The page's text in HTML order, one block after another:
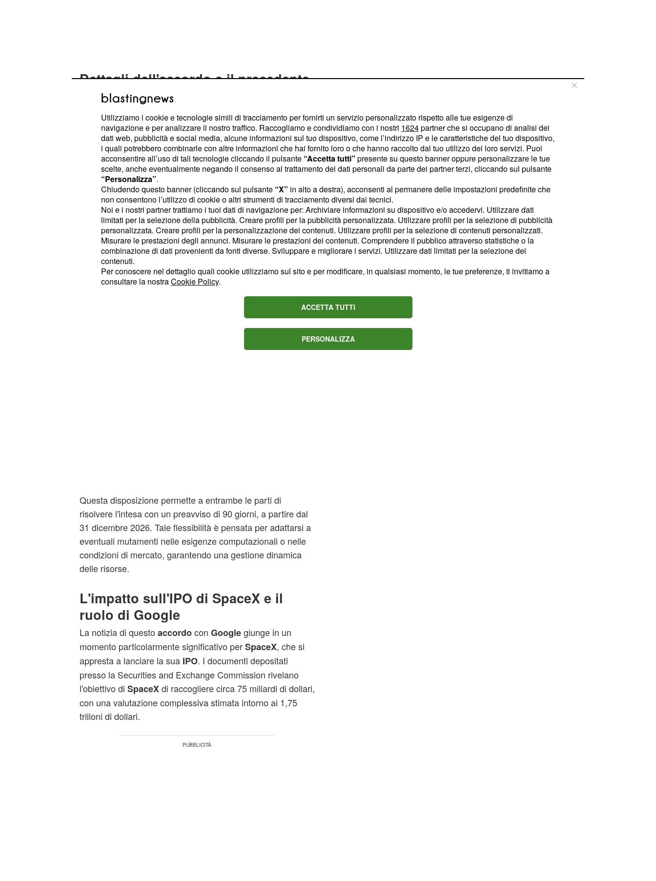
Dettagli dell'accordo e il precedente
con Anthropic
Questa intesa strategica si inserisce in un contesto di
crescenti collaborazioni nel settore dellerisorse di calcolo,
seguendo un'operazione analoga cheSpaceXaveva già
concluso conAnthropic. Quest'ultima, un'altra azienda di
spicco nell'intelligenza artificiale, si è impegnata a
corrispondere aSpaceX
al 2029. Tale accordo con Anthropic riguarda il noleggio
delle capacità computazionali di uno deidata center
Colossusdi SpaceX, strutture originariamente edificate per
supportare le iniziative diintelligenza artificialeinterne
all'azienda.
Entrambi gli accordi, sia quello conGooglesia quello con
Questa disposizione permette a entrambe le parti di
risolvere l'intesa con un preavviso di 90 giorni, a partire dal
31 dicembre 2026. Tale flessibilità è pensata per adattarsi a
eventuali mutamenti nelle esigenze computazionali o nelle
condizioni di mercato, garantendo una gestione dinamica
delle risorse.
L'impatto sull'IPO di SpaceX e il
ruolo di Google
La notizia di questo accordocon Googlegiunge in un
momento particolarmente significativo perSpaceX, che si
appresta a lanciare la sua IPO. I documenti depositati
presso la Securities and Exchange Commission rivelano
l'obiettivo di SpaceXdi raccogliere circa 75 miliardi di dollari,
con una valutazione complessiva stimata intorno ai 1,75
trilioni di dollari.
Utilizziamo i cookie e tecnologie simili di tracciamento per fornirti un servizio personalizzato rispetto alle tue esigenze di
navigazione e per analizzare il nostro traffico. Raccogliamo e condividiamo con i nostri 1624partner che si occupano di analisi dei
dati web, pubblicità e social media, alcune informazioni sul tuo dispositivo, come l’indirizzo IP e le caratteristiche del tuo dispositivo,
i quali potrebbero combinarle con altre informazioni che hai fornito loro o che hanno raccolto dal tuo utilizzo dei loro servizi. Puoi
acconsentire all’uso di tali tecnologie cliccando il pulsante “Accetta tutti” presente su questo banner oppure personalizzare le tue
scelte, anche eventualmente negando il consenso al trattamento dei dati personali da parte dei partner terzi, cliccando sul pulsante
“Personalizza”.
Chiudendo questo banner (cliccando sul pulsante “X” in alto a destra), acconsenti al permanere delle impostazioni predefinite che
non consentono l’utilizzo di cookie o altri strumenti di tracciamento diversi dai tecnici.
Noi e i nostri partner trattiamo i tuoi dati di navigazione per: Archiviare informazioni su dispositivo e/o accedervi. Utilizzare dati
limitati per la selezione della pubblicità. Creare profili per la pubblicità personalizzata. Utilizzare profili per la selezione di pubblicità
personalizzata. Creare profili per la personalizzazione dei contenuti. Utilizzare profili per la selezione di contenuti personalizzati.
Misurare le prestazioni degli annunci. Misurare le prestazioni dei contenuti. Comprendere il pubblico attraverso statistiche o la
combinazione di dati provenienti da fonti diverse. Sviluppare e migliorare i servizi. Utilizzare dati limitati per la selezione dei
contenuti.
Per conoscere nel dettaglio quali cookie utilizziamo sul sito e per modificare, in qualsiasi momento, le tue preferenze, ti invitiamo a
consultare la nostraCookie Policy.
ACCETTA TUTTI
PERSONALIZZA